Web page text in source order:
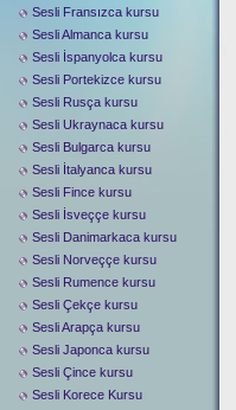
Sesli Fransızca kursu
Sesli Almanca kursu
Sesli İspanyolca kursu
Sesli Portekizce kursu
Sesli Rusça kursu
Sesli Ukraynaca kursu
Sesli Bulgarca kursu
Sesli İtalyanca kursu
Sesli Fince kursu
Sesli İsveççe kursu
Sesli Danimarkaca kursu
Sesli Norveççe kursu
Sesli Rumence kursu
Sesli Çekçe kursu
Sesli Arapça kursu
Sesli Japonca kursu
Sesli Çince kursu
Sesli Korece Kursu